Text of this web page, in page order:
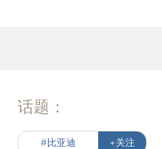
话题：
#比亚迪 +关注